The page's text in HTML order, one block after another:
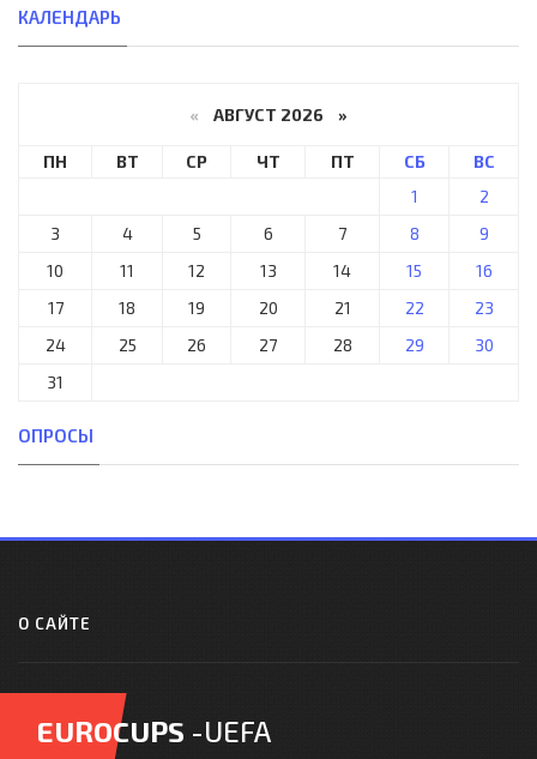
КАЛЕНДАРЬ
« АВГУСТ 2026 »
ПН ВТ СР ЧТ ПТ СБ
ВС
1
2
3
4 5 6 7 8
9
10
11 12 13 14 15
16
17
18 19 20 21 22
23
24
25 26 27 28 29
30
31
ОПРОСЫ
О САЙТЕ
EUROCUPS -UEFA